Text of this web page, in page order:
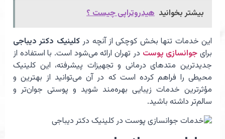
بیشتر بخوانید هیدروتراپی چیست ؟
این خدمات تنها بخش کوچکی از آنچه درکلینیک دکتر دیباجی
برای جوانسازی پوست در تهران ارائه می‌شود است. با استفاده از
جدیدترین متدهای درمانی و تجهیزات پیشرفته، این کلینیک
محیطی را فراهم کرده است که در آن می‌توانید از بهترین و
مؤثرترین خدمات زیبایی بهره‌مند شوید و پوستی جوان‌تر و
سالم‌تر داشته باشید.